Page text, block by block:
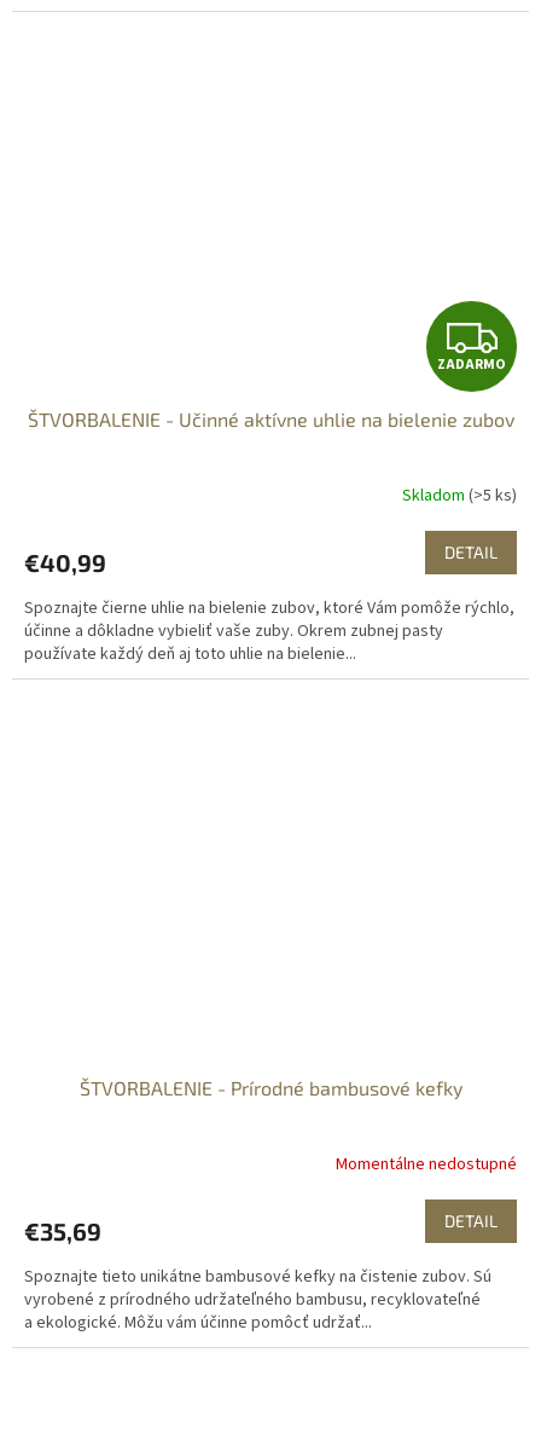
Z
A
D
A
R
M
ZADARMO
ŠTVORBALENIE - Učinné aktívne uhlie na bielenie zubov
Skladom (>5 ks)
€40,99 DETAIL
Spoznajte čierne uhlie na bielenie zubov, ktoré Vám pomôže rýchlo,
účinne a dôkladne vybieliť vaše zuby. Okrem zubnej pasty
používate každý deň aj toto uhlie na bielenie...
ŠTVORBALENIE - Prírodné bambusové kefky
Momentálne nedostupné
€35,69 DETAIL
Spoznajte tieto unikátne bambusové kefky na čistenie zubov. Sú
vyrobené z prírodného udržateľného bambusu, recyklovateľné
a ekologické. Môžu vám účinne pomôcť udržať...